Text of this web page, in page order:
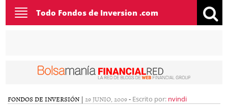
Toggle
navigation
Todo Fondos de Inversion .com
FONDOS DE INVERSIÓN | 29 JUNIO, 2009- Escrito por: nvindi